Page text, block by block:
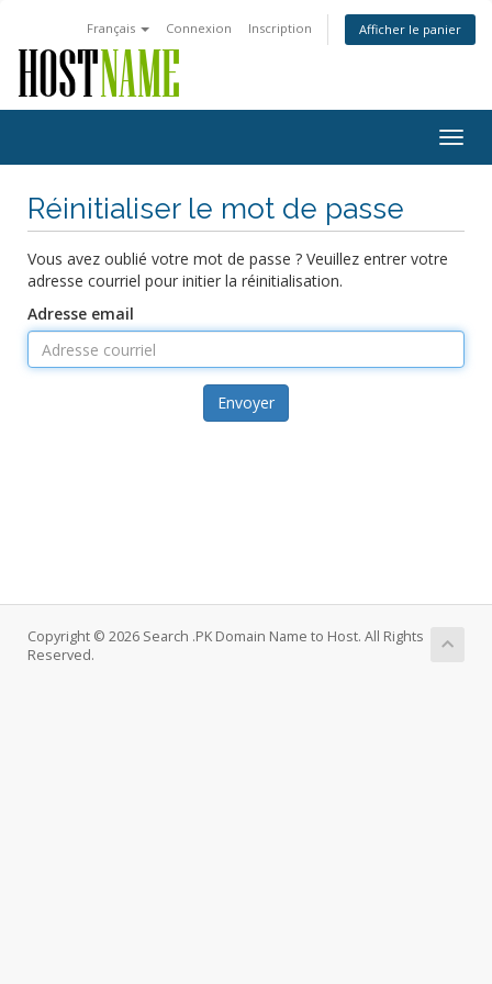
Français Connexion Inscription Afficher le panier
Réinitialiser le mot de passe
Vous avez oublié votre mot de passe ? Veuillez entrer votre
adresse courriel pour initier la réinitialisation.
Adresse email
Envoyer
Copyright © 2026 Search .PK Domain Name to Host. All Rights
Reserved.